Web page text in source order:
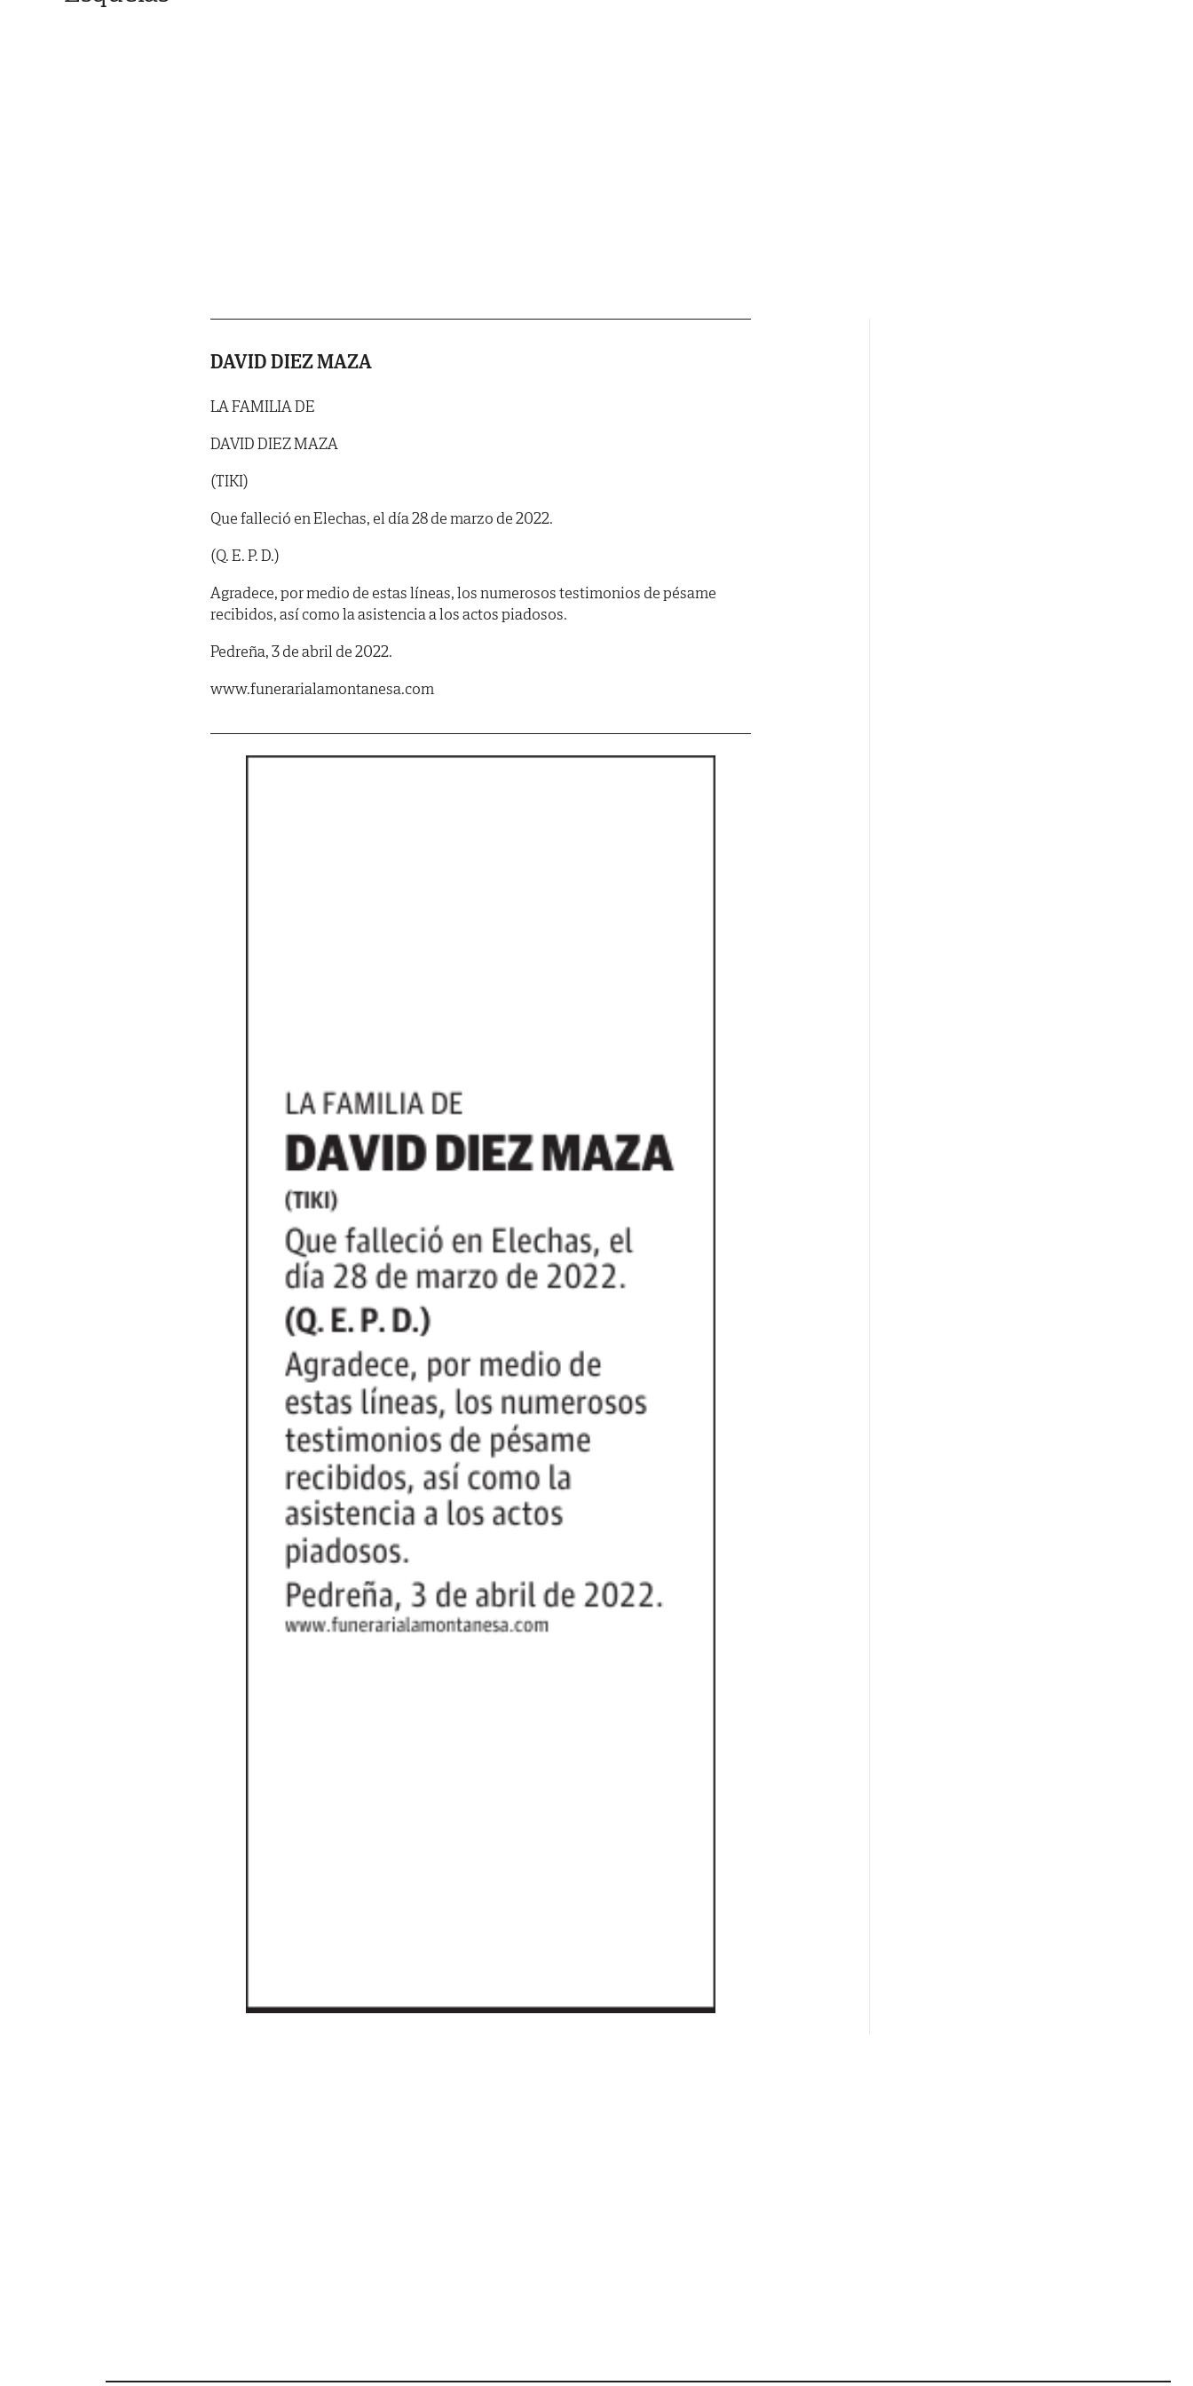
DAVID DIEZ MAZA
LA FAMILIA DE
DAVID DIEZ MAZA
(TIKI)
Que falleció en Elechas, el día 28 de marzo de 2022.
(Q. E. P. D.)
Agradece, por medio de estas líneas, los numerosos testimonios de pésame
recibidos, así como la asistencia a los actos piadosos.
Pedreña, 3 de abril de 2022.
www.funerarialamontanesa.com